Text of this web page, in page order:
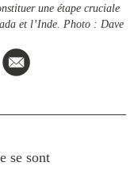
spéciales
RÉSEAU DE
une étape cruciale
et l’Inde. Photo : Dave
se sont